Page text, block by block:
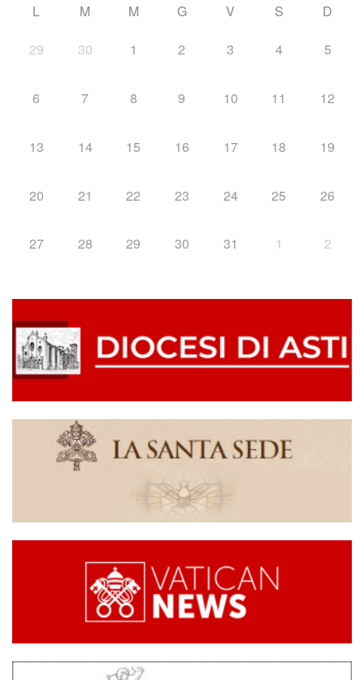
L M M G V S D
29 30 1 2 3 4 5
6 7 8 9 10 11 12
13 14 15 16 17 18 19
20 21 22 23 24 25 26
27 28 29 30 31 1 2